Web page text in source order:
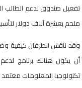
تفعيل صندوق لدعم الطالب
ملحم بعشرة آلاف دولار
وقد ناقش الطرفان كيفية
أن يكون هنالك برنامج
تكنولوجيا المعلومات